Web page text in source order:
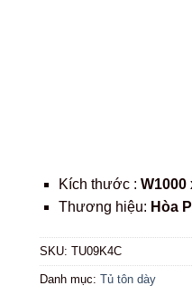
Kích thước : W1000
Thương hiệu: Hòa
SKU: TU09K4C
Danh mục: Tủ tôn dày